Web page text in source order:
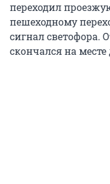
переходил
пешеходному
сигнал светофора.
скончался на